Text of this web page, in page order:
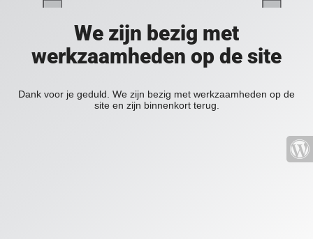
We zijn bezig met
werkzaamheden op de site
Dank voor je geduld. We zijn bezig met werkzaamheden op de
site en zijn binnenkort terug.